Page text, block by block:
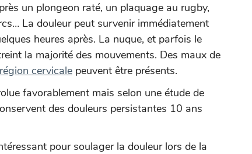
un plongeon raté, un plaquage au rugby,
La douleur peut survenir immédiatement
heures après. La nuque, et parfois le
la majorité des mouvements. Des maux de
région cervicale peuvent être présents.
favorablement mais selon une étude de
des douleurs persistantes 10 ans
pour soulager la douleur lors de la